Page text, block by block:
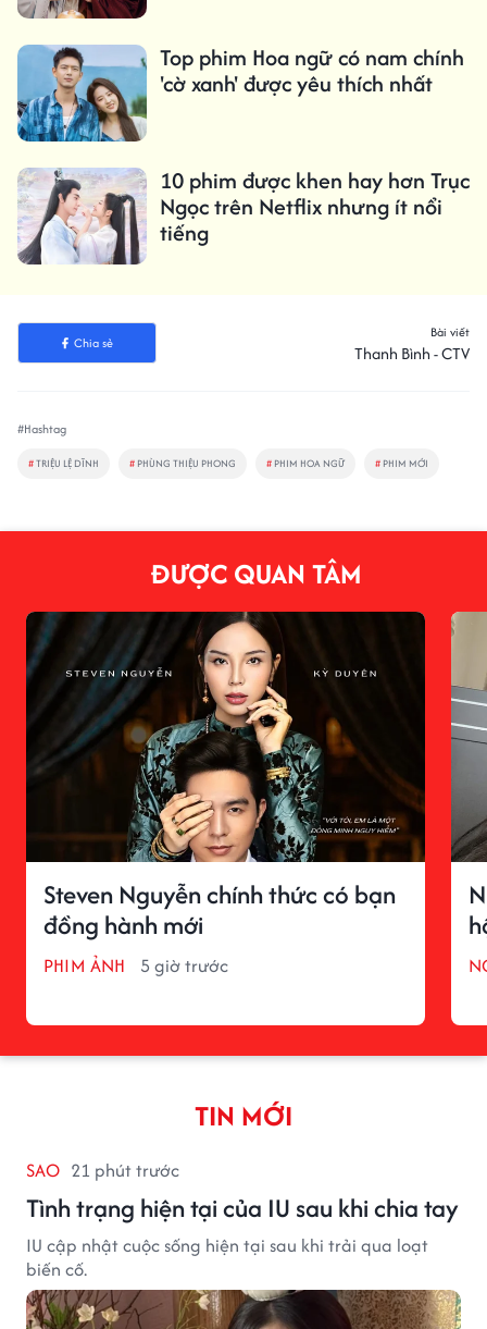
Top phim Hoa ngữ có nam chính
'cờ xanh' được yêu thích nhất
10 phim được khen hay hơn Trục
Ngọc trên Netflix nhưng ít nổi
tiếng
Chia sẻ
Bài viết
Thanh Bình - CTV
#Hashtag
#TRIỆU LỆ DĨNH # PHÙNG THIỆU PHONG # PHIM HOA NGỮ # PHIM MỚI
ĐƯỢC QUAN TÂM
Steven Nguyễn chính thức có bạn
đồng hành mới
PHIM ẢNH 5 giờ trước
TIN MỚI
SAO 21 phút trước
Tình trạng hiện tại của IU sau khi chia tay
IU cập nhật cuộc sống hiện tại sau khi trải qua loạt
biến cố.